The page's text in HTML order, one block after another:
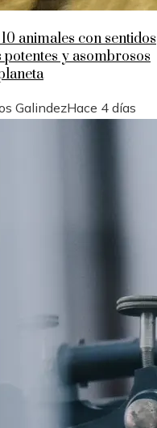
animales con sentidos
potentes y asombrosos
GalindezHace 4 días